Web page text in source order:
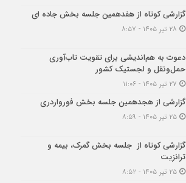
گزارشی کوتاه از هفدهمین جلسه بخش جاده ای
دعوت به هم‌اندیشی برای تقویت تاب‌آوری
حمل‌ونقل و لجستیک کشور
گزارشی از هجدهمین جلسه بخش فورواردری
۲۵ تیر ۱۴۰۵ - ۸:۵۹
گزارشی کوتاه از جلسه بخش گمرک، بیمه و
ترانزیت
۲۵ تیر ۱۴۰۵ - ۸:۵۲